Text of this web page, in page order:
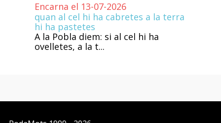
Encarna el 13-07-2026
quan al cel hi ha cabretes a la terra
hi ha pastetes
A la Pobla diem: si al cel hi ha
ovelletes, a la t...